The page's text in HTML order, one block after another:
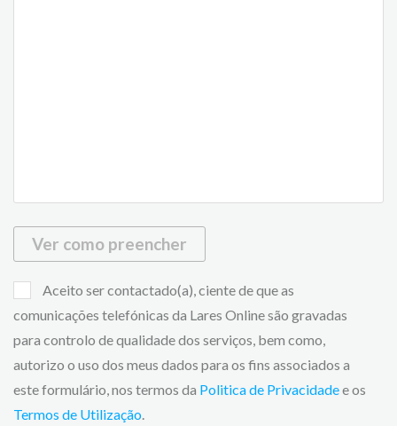
Ver como preencher
Aceito ser contactado(a), ciente de que as
comunicações telefónicas da Lares Online são gravadas
para controlo de qualidade dos serviços, bem como,
autorizo o uso dos meus dados para os fins associados a
este formulário, nos termos da Politica de Privacidadee os
Termos de Utilização.